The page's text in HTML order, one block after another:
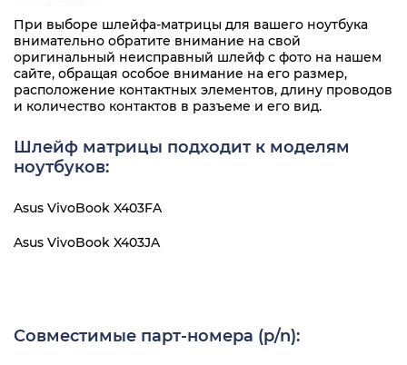
При выборе шлейфа-матрицы для вашего ноутбука
внимательно обратите внимание на свой
оригинальный неисправный шлейф с фото на нашем
сайте, обращая особое внимание на его размер,
расположение контактных элементов, длину проводов
и количество контактов в разъеме и его вид.
Шлейф матрицы подходит к моделям
ноутбуков:
Asus VivoBook X403FA
Asus VivoBook X403JA
Совместимые парт-номера (p/n):